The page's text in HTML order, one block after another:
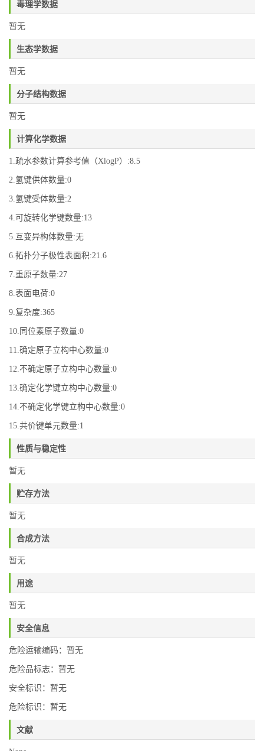
毒理学数据
暂无
生态学数据
暂无
分子结构数据
暂无
计算化学数据
1.疏水参数计算参考值（XlogP）:8.5
2.氢键供体数量:0
3.氢键受体数量:2
4.可旋转化学键数量:13
5.互变异构体数量:无
6.拓扑分子极性表面积:21.6
7.重原子数量:27
8.表面电荷:0
9.复杂度:365
10.同位素原子数量:0
11.确定原子立构中心数量:0
12.不确定原子立构中心数量:0
13.确定化学键立构中心数量:0
14.不确定化学键立构中心数量:0
15.共价键单元数量:1
性质与稳定性
暂无
贮存方法
暂无
合成方法
暂无
用途
暂无
安全信息
危险运输编码：暂无
危险品标志：暂无
安全标识：暂无
危险标识：暂无
文献